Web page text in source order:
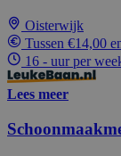
Oisterwijk
Tussen €14,00
16 - uur per
Lees meer